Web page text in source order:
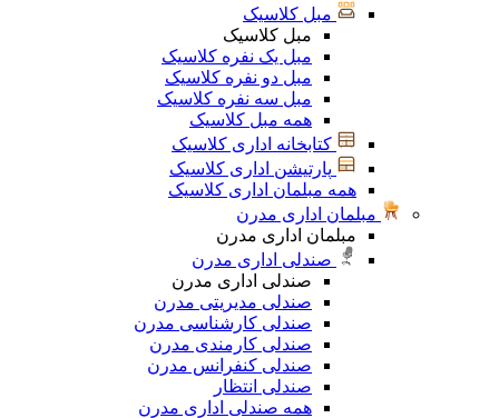
مبل کلاسیک
مبل کلاسیک
مبل یک نفره کلاسیک
مبل دو نفره کلاسیک
مبل سه نفره کلاسیک
همه مبل کلاسیک
کتابخانه اداری کلاسیک
پارتیشن اداری کلاسیک
همه مبلمان اداری کلاسیک
مبلمان اداری مدرن
مبلمان اداری مدرن
صندلی اداری مدرن
صندلی اداری مدرن
صندلی مدیریتی مدرن
صندلی کارشناسی مدرن
صندلی کارمندی مدرن
صندلی کنفرانس مدرن
صندلی انتظار
همه صندلی اداری مدرن